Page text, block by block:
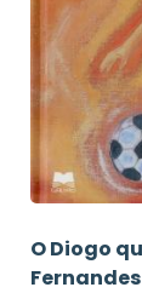
O Diogo
Fernandes